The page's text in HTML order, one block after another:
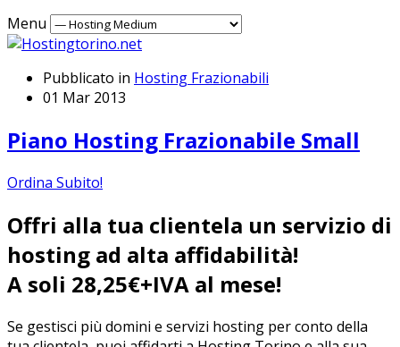
Menu
Pubblicato in Hosting Frazionabili
01 Mar 2013
Piano Hosting Frazionabile Small
Ordina Subito!
Offri alla tua clientela un servizio di
hosting ad alta affidabilità!
A soli 28,25€+IVA al mese!
Se gestisci più domini e servizi hosting per conto della